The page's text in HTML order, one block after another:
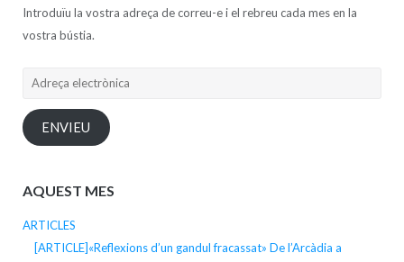
Introduïu la vostra adreça de correu-e i el rebreu cada mes en la
vostra bústia.
Adreça
ENVIEU
AQUEST MES
ARTICLES
[ARTICLE]«Reflexions d’un gandul fracassat» De l’Arcàdia a